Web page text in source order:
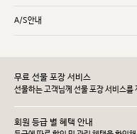
A/S안내
무료 선물 포장 서비스
선물하는 고객님께 선물 포장 서비스를
회원 등급 별 혜택 안내